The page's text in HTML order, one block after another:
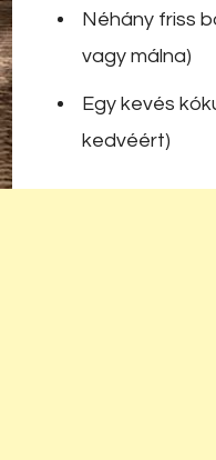
Néhány friss
vagy málna)
Egy kevés
kedvéért)